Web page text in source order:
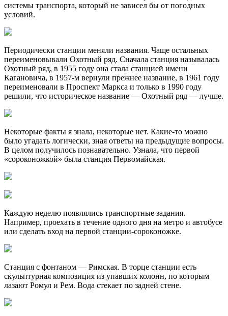
системы транспорта, который не зависел бы от погодных
условий.
Периодически станции меняли названия. Чаще остальных
переименовывали Охотный ряд. Сначала станция называлась
Охотный ряд, в 1955 году она стала станцией имени
Кагановича, в 1957-м вернули прежнее название, в 1961 году
переименовали в Проспект Маркса и только в 1990 году
решили, что историческое название — Охотный ряд — лучше.
Некоторые факты я знала, некоторые нет. Какие-то можно
было угадать логически, зная ответы на предыдущие вопросы.
В целом получилось познавательно. Узнала, что первой
«сороконожкой» была станция Первомайская.
Каждую неделю появлялись транспортные задания.
Например, проехать в течение одного дня на метро и автобусе
или сделать вход на первой станции-сороконожке.
Станция с фонтаном — Римская. В торце станции есть
скульптурная композиция из упавших колонн, по которым
лазают Ромул и Рем. Вода стекает по задней стене.